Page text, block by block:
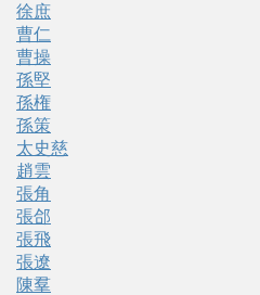
徐庶
曹仁
曹操
孫堅
孫権
孫策
太史慈
趙雲
張角
張郃
張飛
張遼
陳羣